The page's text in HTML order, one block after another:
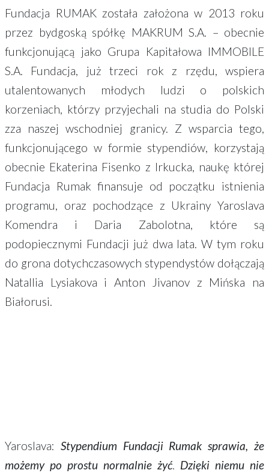
Fundacja RUMAK została założona w 2013 roku
przez bydgoską spółkę MAKRUM S.A. – obecnie
funkcjonującą jako Grupa Kapitałowa IMMOBILE
S.A. Fundacja, już trzeci rok z rzędu, wspiera
utalentowanych młodych ludzi o polskich
korzeniach, którzy przyjechali na studia do Polski
zza naszej wschodniej granicy. Z wsparcia tego,
funkcjonującego w formie stypendiów, korzystają
obecnie Ekaterina Fisenko z Irkucka, naukę której
Fundacja Rumak finansuje od początku istnienia
programu, oraz pochodzące z Ukrainy Yaroslava
Komendra i Daria Zabolotna, które są
podopiecznymi Fundacji już dwa lata. W tym roku
do grona dotychczasowych stypendystów dołączają
Natallia Lysiakova i Anton Jivanov z Mińska na
Białorusi.
Yaroslava: Stypendium Fundacji Rumak sprawia, że
możemy po prostu normalnie żyć. Dzięki niemu nie